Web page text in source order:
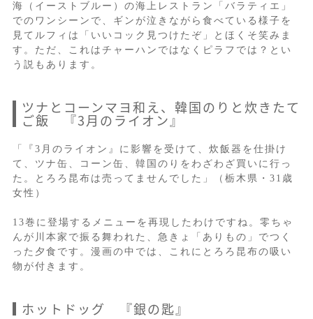
海（イーストブルー）の海上レストラン「バラティエ」
でのワンシーンで、ギンが泣きながら食べている様子を
見てルフィは「いいコック見つけたぞ」とほくそ笑みま
す。ただ、これはチャーハンではなくピラフでは？とい
う説もあります。
ツナとコーンマヨ和え、韓国のりと炊きたて
ご飯 『3月のライオン』
「『3月のライオン』に影響を受けて、炊飯器を仕掛け
て、ツナ缶、コーン缶、韓国のりをわざわざ買いに行っ
た。とろろ昆布は売ってませんでした」（栃木県・31歳
女性）
13巻に登場するメニューを再現したわけですね。零ちゃ
んが川本家で振る舞われた、急きょ「ありもの」でつく
った夕食です。漫画の中では、これにとろろ昆布の吸い
物が付きます。
ホットドッグ 『銀の匙』